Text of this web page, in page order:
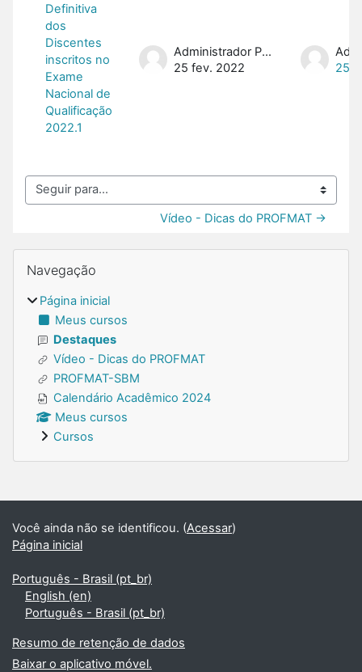
Definitiva
dos
Discentes
inscritos no
Exame
Nacional de
Qualificação
2022.1
Administrador PROFMAT
25 fev. 2022
25
Seguir para...
Vídeo - Dicas do PROFMAT →
Blocos
Navegação
Página inicial
Meus cursos
Destaques
Vídeo - Dicas do PROFMAT
PROFMAT-SBM
Calendário Acadêmico 2024
Meus cursos
Cursos
Blocos suplementares
Você ainda não se identificou. (Acessar)
Página inicial
Português - Brasil ‎(pt_br)‎
English ‎(en)‎
Português - Brasil ‎(pt_br)‎
Resumo de retenção de dados
Baixar o aplicativo móvel.